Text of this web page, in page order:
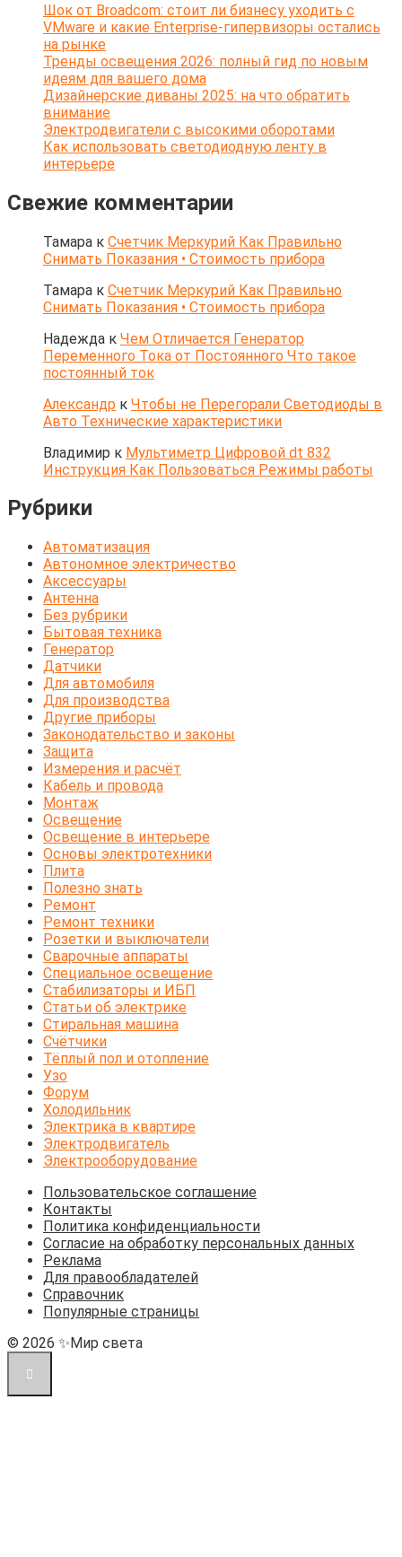
Шок от Broadcom: стоит ли бизнесу уходить с
VMware и какие Enterprise-гипервизоры остались
на рынке
Тренды освещения 2026: полный гид по новым
идеям для вашего дома
Дизайнерские диваны 2025: на что обратить
внимание
Электродвигатели с высокими оборотами
Как использовать светодиодную ленту в
интерьере
Свежие комментарии
Тамара к Счетчик Меркурий Как Правильно
Снимать Показания • Стоимость прибора
Тамара к Счетчик Меркурий Как Правильно
Снимать Показания • Стоимость прибора
Надежда к Чем Отличается Генератор
Переменного Тока от Постоянного Что такое
постоянный ток
Александр к Чтобы не Перегорали Светодиоды в
Авто Технические характеристики
Владимир к Мультиметр Цифровой dt 832
Инструкция Как Пользоваться Режимы работы
Рубрики
Автоматизация
Автономное электричество
Аксессуары
Антенна
Без рубрики
Бытовая техника
Генератор
Датчики
Для автомобиля
Для производства
Другие приборы
Законодательство и законы
Защита
Измерения и расчёт
Кабель и провода
Монтаж
Освещение
Освещение в интерьере
Основы электротехники
Плита
Полезно знать
Ремонт
Ремонт техники
Розетки и выключатели
Сварочные аппараты
Специальное освещение
Стабилизаторы и ИБП
Статьи об электрике
Стиральная машина
Счётчики
Тёплый пол и отопление
Узо
Форум
Холодильник
Электрика в квартире
Электродвигатель
Электрооборудование
Пользовательское соглашение
Контакты
Политика конфиденциальности
Согласие на обработку персональных данных
Реклама
Для правообладателей
Справочник
Популярные страницы
© 2026 ✨Мир света